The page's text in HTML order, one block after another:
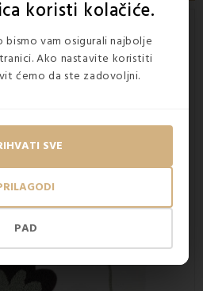
koristi kolačiće.
vam osigurali najbolje
Ako nastavite koristiti
ćemo da ste zadovoljni.
PAD
SVE
za jastuke ne
ni u jednom domu
stila i modernosti